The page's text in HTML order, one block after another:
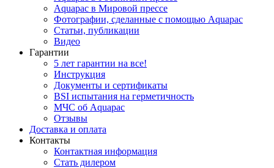
Aquapac в Мировой прессе
Фотографии, сделанные с помощью Aquapac
Статьи, публикации
Видео
Гарантии
5 лет гарантии на все!
Инструкция
Документы и сертификаты
BSI испытания на герметичность
МЧС об Aquapac
Отзывы
Доставка и оплата
Контакты
Контактная информация
Стать дилером